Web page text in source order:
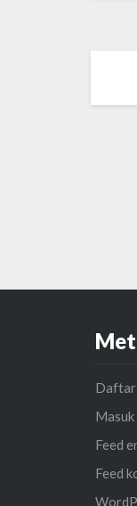
Daftar
Masuk
Feed
Feed